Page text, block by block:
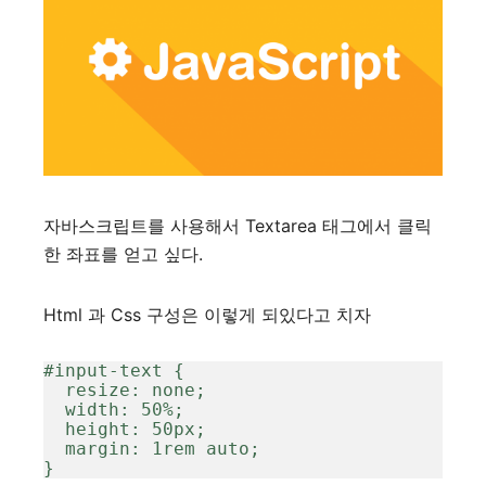
자바스크립트를 사용해서 Textarea 태그에서 클릭
한 좌표를 얻고 싶다.
Html 과 Css 구성은 이렇게 되있다고 치자
#input-text {
}